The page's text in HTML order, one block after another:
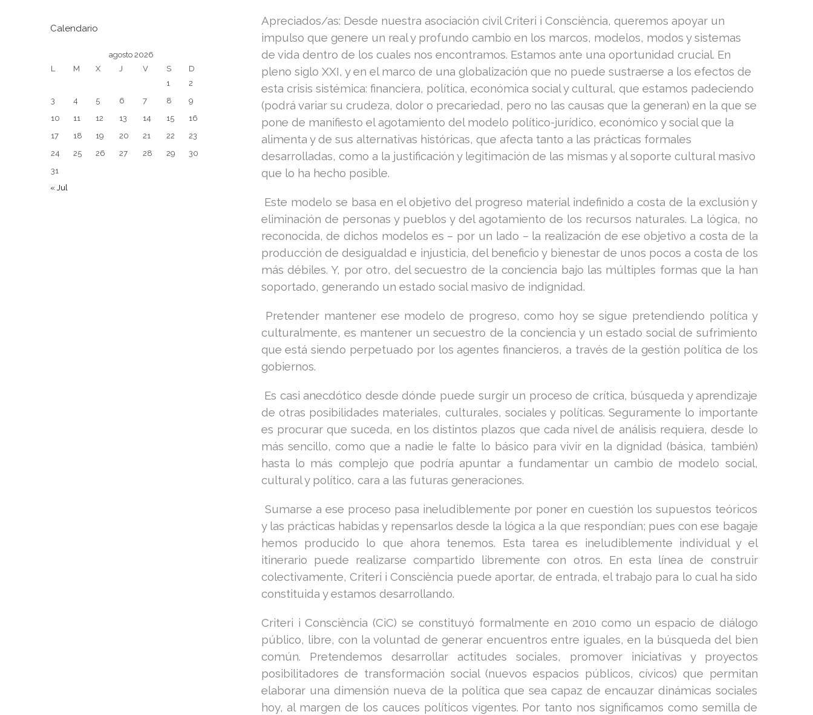
Apreciados/as: Desde nuestra asociación civil Criteri i Consciència, queremos apoyar un
impulso que genere un real y profundo cambio en los marcos, modelos, modos y sistemas
de vida dentro de los cuales nos encontramos. Estamos ante una oportunidad crucial. En
pleno siglo XXI, y en el marco de una globalización que no puede sustraerse a los efectos de
esta crisis sistémica: financiera, política, económica social y cultural, que estamos padeciendo
(podrá variar su crudeza, dolor o precariedad, pero no las causas que la generan) en la que se
pone de manifiesto el agotamiento del modelo político-jurídico, económico y social que la
alimenta y de sus alternativas históricas, que afecta tanto a las prácticas formales
desarrolladas, como a la justificación y legitimación de las mismas y al soporte cultural masivo
que lo ha hecho posible.
Este modelo se basa en el objetivo del progreso material indefinido a costa de la exclusión y
eliminación de personas y pueblos y del agotamiento de los recursos naturales. La lógica, no
reconocida, de dichos modelos es – por un lado – la realización de ese objetivo a costa de la
producción de desigualdad e injusticia, del beneficio y bienestar de unos pocos a costa de los
más débiles. Y, por otro, del secuestro de la conciencia bajo las múltiples formas que la han
soportado, generando un estado social masivo de indignidad.
Pretender mantener ese modelo de progreso, como hoy se sigue pretendiendo política y
culturalmente, es mantener un secuestro de la conciencia y un estado social de sufrimiento
que está siendo perpetuado por los agentes financieros, a través de la gestión política de los
gobiernos.
Es casi anecdótico desde dónde puede surgir un proceso de crítica, búsqueda y aprendizaje
de otras posibilidades materiales, culturales, sociales y políticas. Seguramente lo importante
es procurar que suceda, en los distintos plazos que cada nivel de análisis requiera, desde lo
más sencillo, como que a nadie le falte lo básico para vivir en la dignidad (básica, también)
hasta lo más complejo que podría apuntar a fundamentar un cambio de modelo social,
cultural y político, cara a las futuras generaciones.
Sumarse a ese proceso pasa ineludiblemente por poner en cuestión los supuestos teóricos
y las prácticas habidas y repensarlos desde la lógica a la que respondían; pues con ese bagaje
hemos producido lo que ahora tenemos. Esta tarea es ineludiblemente individual y el
itinerario puede realizarse compartido libremente con otros. En esta línea de construir
colectivamente, Criteri i Consciència puede aportar, de entrada, el trabajo para lo cual ha sido
constituida y estamos desarrollando.
Criteri i Consciència (CiC) se constituyó formalmente en 2010 como un espacio de diálogo
público, libre, con la voluntad de generar encuentros entre iguales, en la búsqueda del bien
común. Pretendemos desarrollar actitudes sociales, promover iniciativas y proyectos
posibilitadores de transformación social (nuevos espacios públicos, cívicos) que permitan
elaborar una dimensión nueva de la política que sea capaz de encauzar dinámicas sociales
hoy, al margen de los cauces políticos vigentes. Por tanto nos significamos como semilla de
Calendario
agosto 2026
L
M X J V S
D
1
2
3
4 5 6 7 8
9
10
11 12 13 14 15
16
17
18 19 20 21 22
23
24
25 26 27 28 29
30
31
« Jul